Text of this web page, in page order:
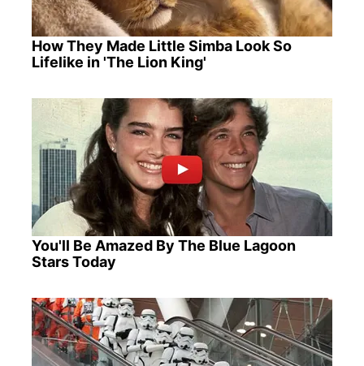
How They Made Little Simba Look So
Lifelike in 'The Lion King'
You'll Be Amazed By The Blue Lagoon
Stars Today